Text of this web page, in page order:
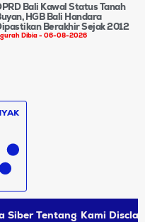
Bali Kawal Status Tanah
HGB Bali Handara
Berakhir Sejak 2012
Dibia 06-08-2026
Siber Tentang Kami